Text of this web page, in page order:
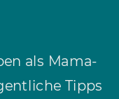
als Mama-
Tipps